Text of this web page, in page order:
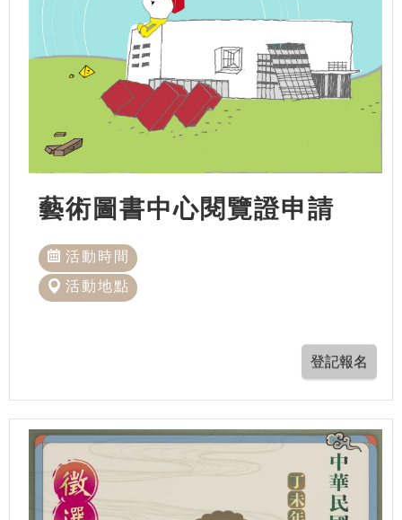
藝術圖書中心閱覽證申請
活動時間
活動地點